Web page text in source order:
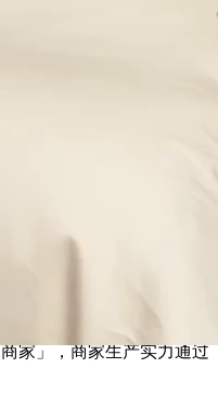
家」，商家生产实力通过